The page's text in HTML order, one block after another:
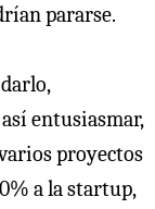
pararse.
entusiasmar,
proyectos
a la startup,